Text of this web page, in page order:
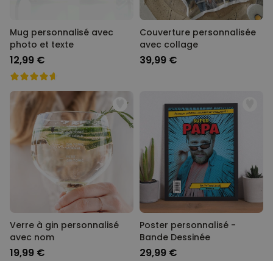
Mug personnalisé avec
photo et texte
12,99 €
Couverture personnalisée
avec collage
39,99 €
Verre à gin personnalisé
avec nom
19,99 €
Poster personnalisé -
Bande Dessinée
29,99 €